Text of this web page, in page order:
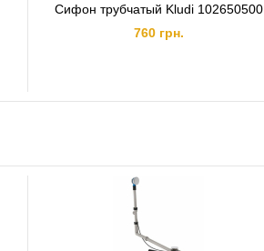
Сифон трубчатый Kludi 102650500
760 грн.